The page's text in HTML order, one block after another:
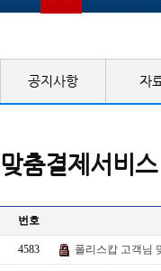
공지사항 자
맞춤결제서비스
번호
4583 폴리스캅 고객님